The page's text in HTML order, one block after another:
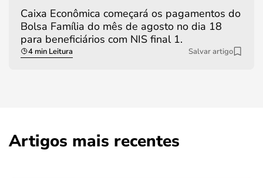
Caixa Econômica começará os pagamentos do
Bolsa Família do mês de agosto no dia 18
para beneficiários com NIS final 1.
4 min Leitura Salvar artigo
Artigos mais recentes